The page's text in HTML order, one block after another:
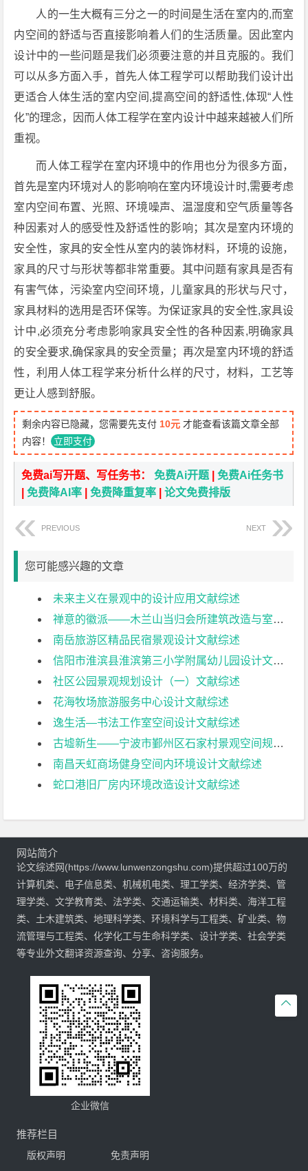
人的一生大概有三分之一的时间是生活在室内的,而室
内空间的舒适与否直接影响着人们的生活质量。因此室内
设计中的一些问题是我们必须要注意的并且克服的。我们
可以从多方面入手，首先人体工程学可以帮助我们设计出
更适合人体生活的室内空间,提高空间的舒适性,体现“人性
化”的理念，因而人体工程学在室内设计中越来越被人们所
重视。
而人体工程学在室内环境中的作用也分为很多方面，
首先是室内环境对人的影响响在室内环境设计时,需要考虑
室内空间布置、光照、环境噪声、温湿度和空气质量等各
种因素对人的感受性及舒适性的影响；其次是室内环境的
安全性，家具的安全性从室内的装饰材料，环境的设施，
家具的尺寸与形状等都非常重要。其中问题有家具是否有
有害气体，污染室内空间环境，儿童家具的形状与尺寸，
家具材料的选用是否环保等。为保证家具的安全性,家具设
计中,必须充分考虑影响家具安全性的各种因素,明确家具
的安全要求,确保家具的安全贡量；再次是室内环境的舒适
性，利用人体工程学来分析什么样的尺寸，材料，工艺等
更让人感到舒服。
剩余内容已隐藏，您需要先支付 10元 才能查看该篇文章全部
内容！ 立即支付
免费ai写开题、写任务书：免费Ai开题 |免费Ai任务书
|免费降AI率 |免费降重复率 |论文免费排版
PREVIOUS NEXT
您可能感兴趣的文章
未来主义在景观中的设计应用文献综述
禅意的徽派——木兰山当归会所建筑改造与室内设计（一）文献综述
南岳旅游区精品民宿景观设计文献综述
信阳市淮滨县淮滨第三小学附属幼儿园设计文献综述
社区公园景观规划设计（一）文献综述
花海牧场旅游服务中心设计文献综述
逸生活—书法工作室空间设计文献综述
古墟新生——宁波市鄞州区石家村景观空间规划设计文献综述
南昌天虹商场健身空间内环境设计文献综述
蛇口港旧厂房内环境改造设计文献综述

网站简介
论文综述网(https://www.lunwenzongshu.com)提供超过100万的
计算机类、电子信息类、机械机电类、理工学类、经济学类、管
理学类、文学教育类、法学类、交通运输类、材料类、海洋工程
类、土木建筑类、地理科学类、环境科学与工程类、矿业类、物
流管理与工程类、化学化工与生命科学类、设计学类、社会学类
等专业外文翻译资源查询、分享、咨询服务。
企业微信
推荐栏目
版权声明 免责声明